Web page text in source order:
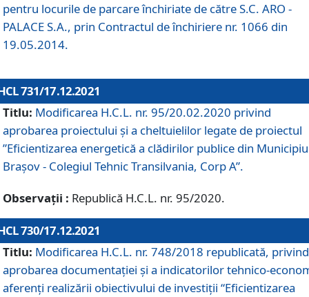
pentru locurile de parcare închiriate de către S.C. ARO -
PALACE S.A., prin Contractul de închiriere nr. 1066 din
19.05.2014.
731/17.12.2021
Titlu: Modificarea H.C.L. nr. 95/20.02.2020 privind
aprobarea proiectului și a cheltuielilor legate de proiectul
”Eficientizarea energetică a clădirilor publice din
Brașov - Colegiul Tehnic Transilvania, Corp A”.
Observații : Republică H.C.L. nr. 95/2020.
730/17.12.2021
Titlu: Modificarea H.C.L. nr. 748/2018 republicată, privind
aprobarea documentației și a indicatorilor tehnico-
aferenți realizării obiectivului de investiții “Eficientizarea